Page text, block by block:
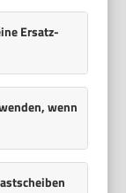
Ersatz-
wenn